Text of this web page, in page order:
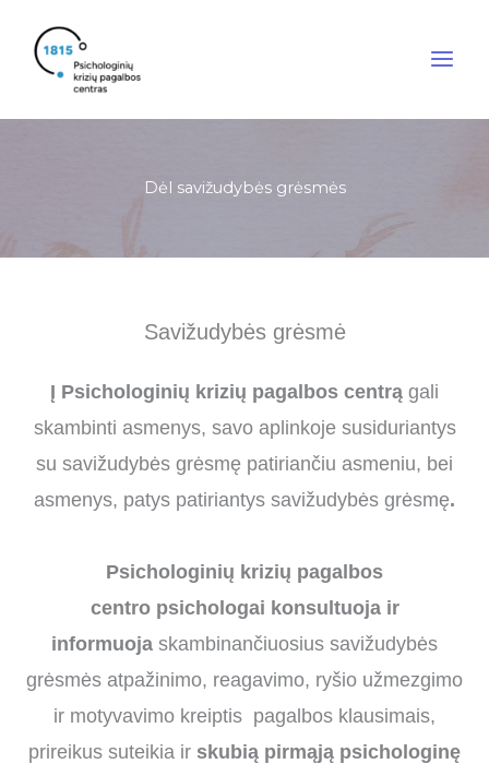
turinio
Dėl savižudybės grėsmės
Savižudybės grėsmė
Į Psichologinių krizių pagalbos centrą gali
skambinti asmenys, savo aplinkoje susiduriantys
su savižudybės grėsmę patiriančiu asmeniu, bei
asmenys, patys patiriantys savižudybės grėsmę.
Psichologinių krizių pagalbos
centro psichologai konsultuoja ir
informuoja skambinančiuosius savižudybės
grėsmės atpažinimo, reagavimo, ryšio užmezgimo
ir motyvavimo kreiptis pagalbos klausimais,
prireikus suteikia ir skubią pirmąją psichologinę